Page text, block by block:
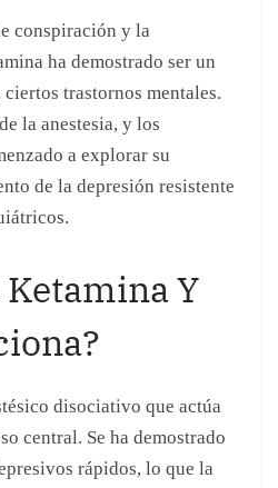
Ketamina Y
semanas en hacer
actuar sobre el
que juega un papel
Versus